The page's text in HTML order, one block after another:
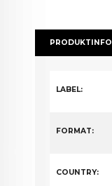
PRODUKTINFO
LABEL:
FORMAT:
COUNTRY: